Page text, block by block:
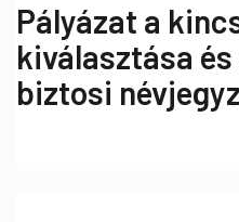
Pályázat a
kiválasztása
biztosi